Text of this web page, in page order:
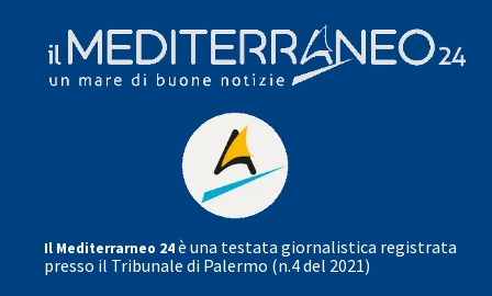
Il Mediterrarneo 24è una testata giornalistica registrata
presso il Tribunale di Palermo (n.4 del 2021)